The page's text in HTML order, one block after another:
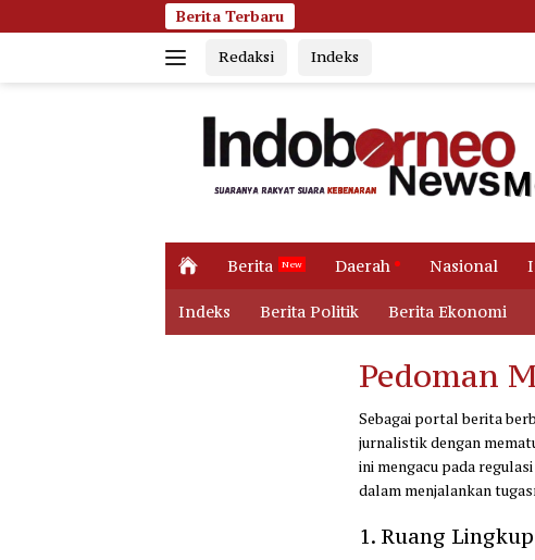
ke
Berita Terbaru
Redaksi Indeks
H
m
e
Berita Daerah Nasional
Indeks Berita Politik Berita Ekonomi
Pedoman
Sebagai portal berita
jurnalistik dengan
ini mengacu pada
dalam menjalankan
1. Ruang Lingkup